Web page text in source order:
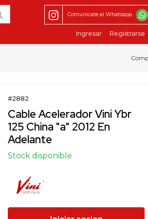
Comunicate al Whatsapp
Ingresar Registrarse
#2882
Cable Acelerador Vini Ybr
125 China "a" 2012 En
Adelante
Stock disponible